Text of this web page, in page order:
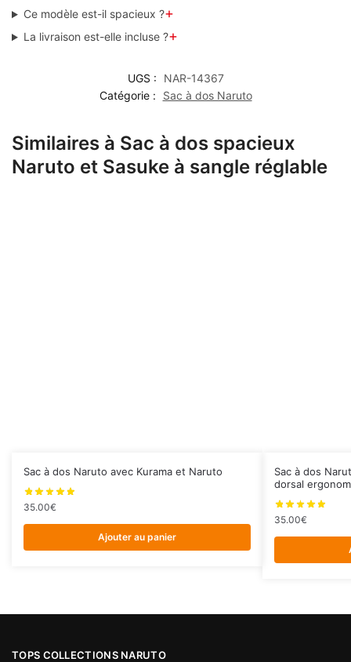
Ce modèle est-il spacieux ?+
La livraison est-elle incluse ?+
UGS :
NAR-14367
Catégorie :
Sac à dos Naruto
Similaires à Sac à dos spacieux
Naruto et Sasuke à sangle réglable
Sac à dos Naruto avec Kurama et Naruto
35.00€
Ajouter au panier
Sac à dos
dorsal
35.00€
TOPS COLLECTIONS NARUTO